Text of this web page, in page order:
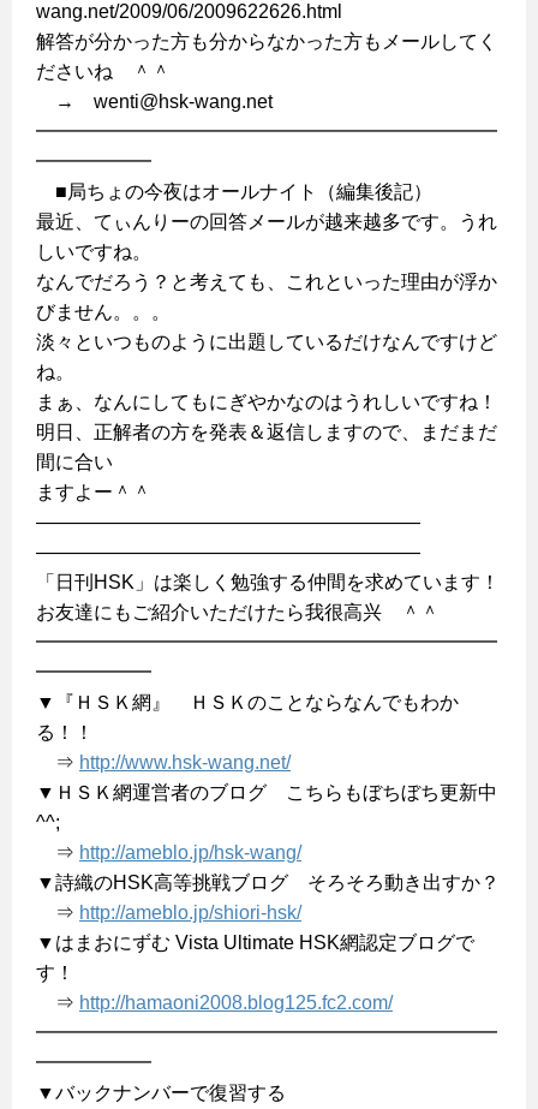
wang.net/2009/06/2009622626.html
解答が分かった方も分からなかった方もメールしてく
ださいね ＾＾
→ wenti@hsk-wang.net
━━━━━━━━━━━━━━━━━━━━━━━━
━━━━━━
■局ちょの今夜はオールナイト（編集後記）
最近、てぃんりーの回答メールが越来越多です。うれ
しいですね。
なんでだろう？と考えても、これといった理由が浮か
びません。。。
淡々といつものように出題しているだけなんですけど
ね。
まぁ、なんにしてもにぎやかなのはうれしいですね！
明日、正解者の方を発表＆返信しますので、まだまだ
間に合い
ますよー＾＾
————————————————————
————————————————————
「日刊HSK」は楽しく勉強する仲間を求めています！
お友達にもご紹介いただけたら我很高兴 ＾＾
━━━━━━━━━━━━━━━━━━━━━━━━
━━━━━━
▼『ＨＳＫ網』 ＨＳＫのことならなんでもわか
る！！
⇒ http://www.hsk-wang.net/
▼ＨＳＫ網運営者のブログ こちらもぼちぼち更新中
^^;
⇒ http://ameblo.jp/hsk-wang/
▼詩織のHSK高等挑戦ブログ そろそろ動き出すか？
⇒ http://ameblo.jp/shiori-hsk/
▼はまおにずむ Vista Ultimate HSK網認定ブログで
す！
⇒ http://hamaoni2008.blog125.fc2.com/
━━━━━━━━━━━━━━━━━━━━━━━━
━━━━━━
▼バックナンバーで復習する